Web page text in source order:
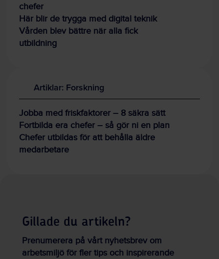
chefer
Här blir de trygga med digital teknik
Vården blev bättre när alla fick
utbildning
Artiklar: Forskning
Jobba med friskfaktorer – 8 säkra sätt
Fortbilda era chefer – så gör ni en plan
Chefer utbildas för att behålla äldre
medarbetare
Gillade du artikeln?
Prenumerera på vårt nyhetsbrev om
arbetsmiljö för fler tips och inspirerande